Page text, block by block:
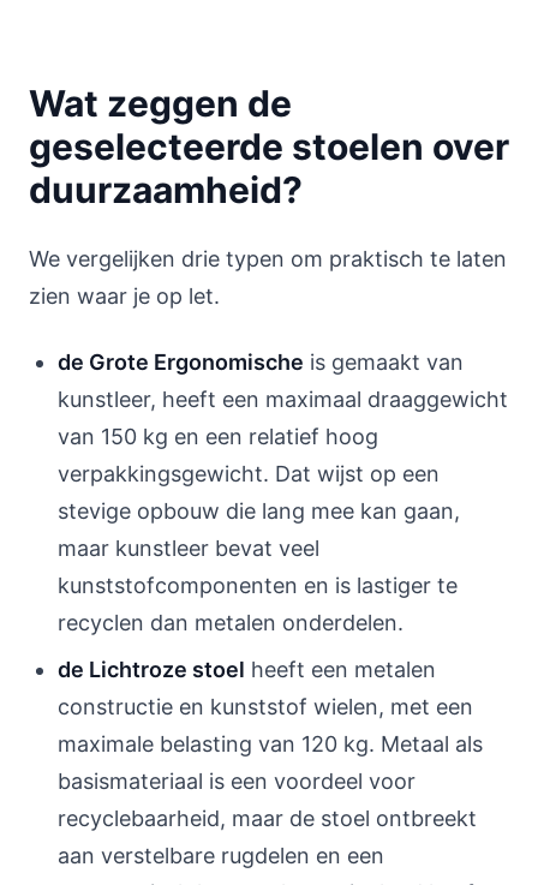
Wat zeggen de
geselecteerde stoelen over
duurzaamheid?
We vergelijken drie typen om praktisch te laten
zien waar je op let.
de Grote Ergonomische is gemaakt van
kunstleer, heeft een maximaal draaggewicht
van 150 kg en een relatief hoog
verpakkingsgewicht. Dat wijst op een
stevige opbouw die lang mee kan gaan,
maar kunstleer bevat veel
kunststofcomponenten en is lastiger te
recyclen dan metalen onderdelen.
de Lichtroze stoel heeft een metalen
constructie en kunststof wielen, met een
maximale belasting van 120 kg. Metaal als
basismateriaal is een voordeel voor
recyclebaarheid, maar de stoel ontbreekt
aan verstelbare rugdelen en een